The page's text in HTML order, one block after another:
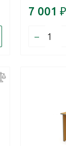
7 001 ₽
–